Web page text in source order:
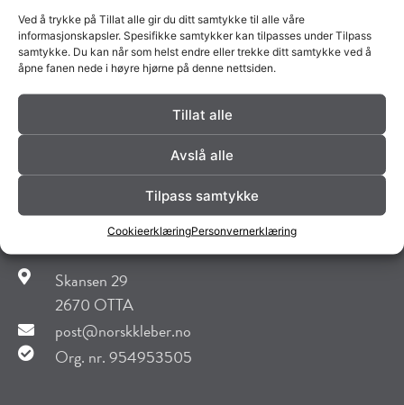
Ved å trykke på Tillat alle gir du ditt samtykke til alle våre
informasjonskapsler. Spesifikke samtykker kan tilpasses under Tilpass
samtykke. Du kan når som helst endre eller trekke ditt samtykke ved å
åpne fanen nede i høyre hjørne på denne nettsiden.
Tillat alle
Avslå alle
Tilpass samtykke
CookieerklæringPersonvernerklæring
Se vår nye modell Roma på
Boligmessen
LES MER »
Norsk Kleber AS
Skansen 29
2670 OTTA
post@norskkleber.no
Org. nr. 954953505